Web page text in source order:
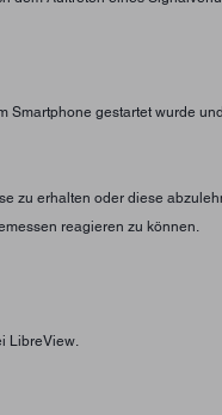
gestartet wurde
zu erhalten oder diese
reagieren zu können.
LibreView.